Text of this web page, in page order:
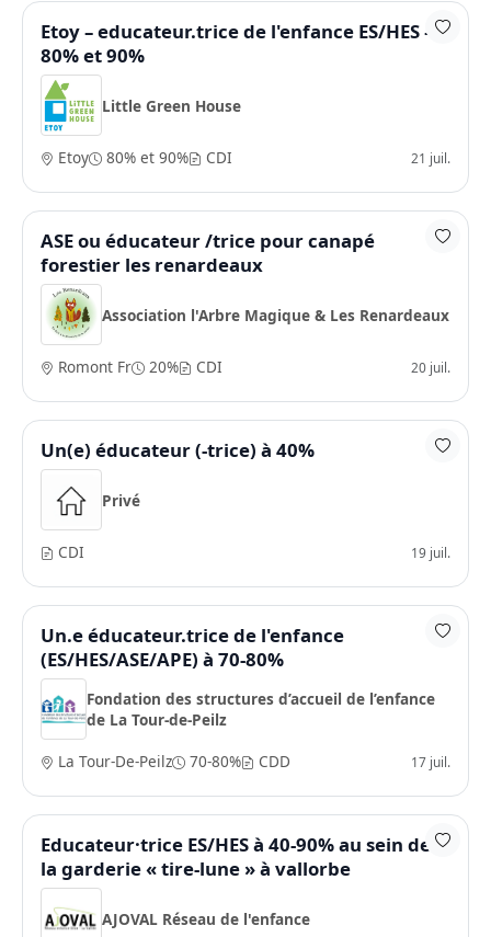
Etoy – educateur.trice de l'enfance ES/HES –
80% et 90%
Little Green House
Etoy 80% et 90% CDI 21 juil.
ASE ou éducateur /trice pour canapé
forestier les renardeaux
Association l'Arbre Magique & Les Renardeaux
Romont Fr 20% CDI 20 juil.
Un(e) éducateur (-trice) à 40%
Privé
CDI 19 juil.
Un.e éducateur.trice de l'enfance
(ES/HES/ASE/APE) à 70-80%
Fondation des structures d’accueil de l’enfance
de La Tour-de-Peilz
La Tour-De-Peilz
70-80% CDD 17 juil.
Educateur·trice ES/HES à 40-90% au sein de
la garderie « tire-lune » à vallorbe
AJOVAL Réseau de l'enfance